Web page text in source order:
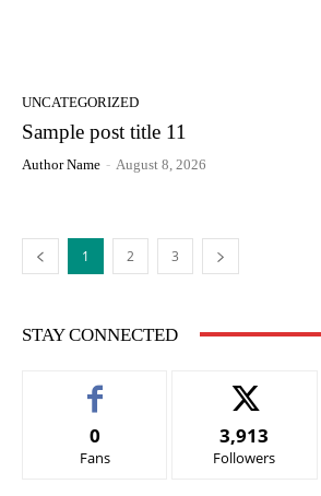
UNCATEGORIZED
Sample post title 11
Author Name - August 8, 2026
1 2 3
STAY CONNECTED
0
Fans
3,913
Followers